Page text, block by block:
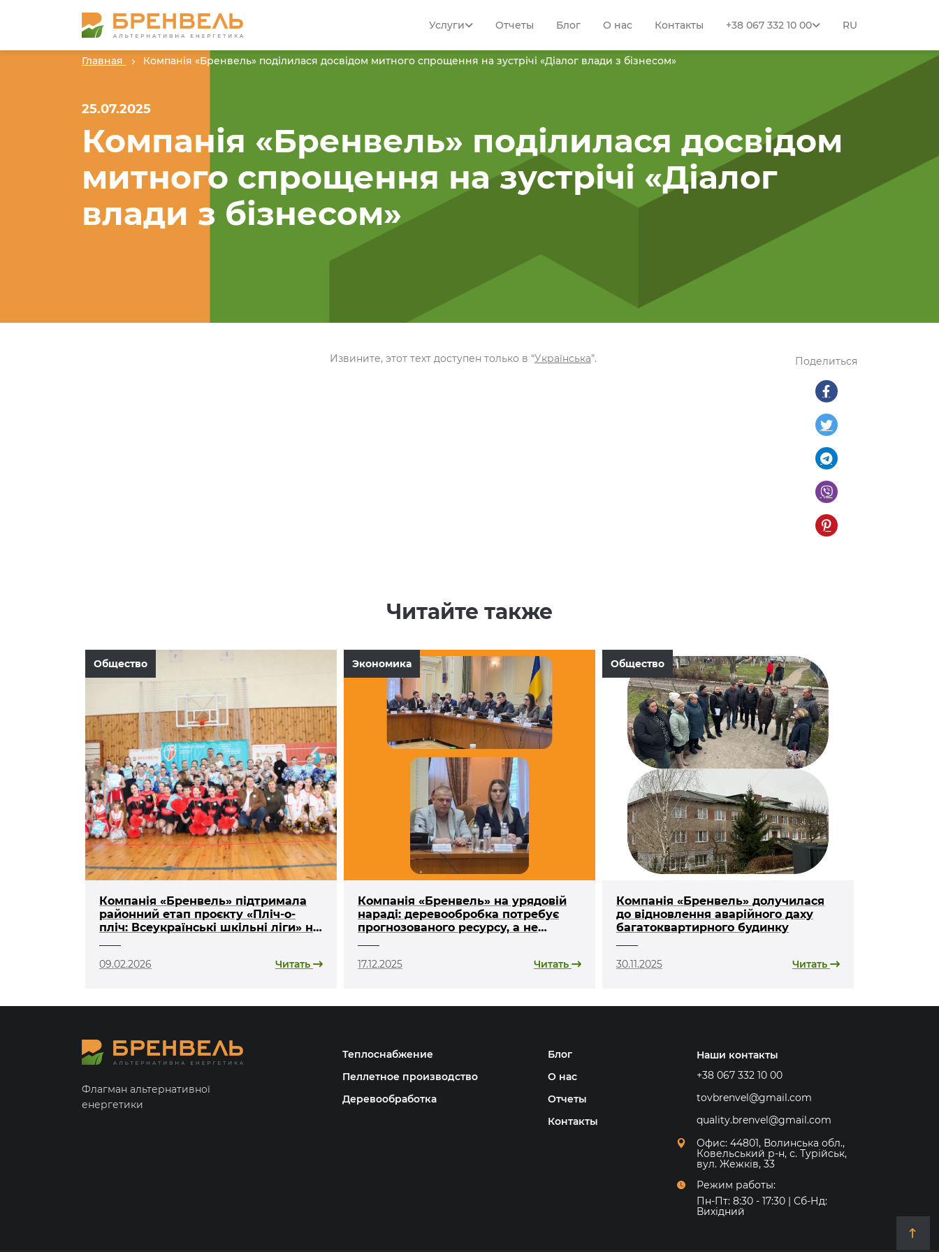
Услуги Отчеты Блог О нас Контакты +38 067 332 10 00 RU
Главная Компанія «Бренвель» поділилася досвідом митного спрощення на зустрічі «Діалог влади з бізнесом»
25.07.2025
Компанія «Бренвель» поділилася досвідом
митного спрощення на зустрічі «Діалог
влади з бізнесом»
Извините, этот техт доступен только в “Українська”. Поделиться
Читайте также
Общество
Компанія «Бренвель» підтримала
районний етап проєкту «Пліч-о-
пліч: Всеукраїнські шкільні ліги» на
09.02.2026 Читать
Экономика
Компанія «Бренвель» на урядовій
нараді: деревообробка потребує
прогнозованого ресурсу, а не
17.12.2025 Читать
Общество
Компанія «Бренвель» долучилася
до відновлення аварійного даху
багатоквартирного будинку
30.11.2025 Читать
Флагман альтернативної
енергетики
Теплоснабжение
Пеллетное производство
Деревообработка
Блог
О нас
Отчеты
Контакты
Наши контакты
+38 067 332 10 00
tovbrenvel@gmail.com
quality.brenvel@gmail.com
Офис: 44801, Волинська обл.,
Ковельський р-н, с. Турійськ,
вул. Жежків, 33
Режим работы:
Пн-Пт: 8:30 - 17:30 | Сб-Нд:
Вихідний